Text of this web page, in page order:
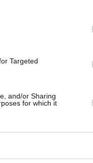
Targeted
and/or Sharing
for which it